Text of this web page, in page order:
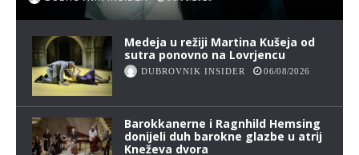
Medeja u režiji Martina Kušeja od
sutra ponovno na Lovrjencu
DUBROVNIK INSIDER 06/08/2026
Barokkanerne i Ragnhild Hemsing
donijeli duh barokne glazbe u atrij
Kneževa dvora